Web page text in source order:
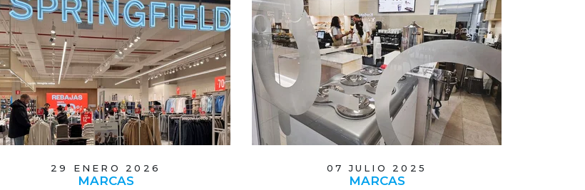
29 ENERO 2026
MARCAS
07 JULIO 2025
MARCAS